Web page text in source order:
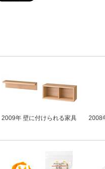
2009年 壁に付けられる家具 2008